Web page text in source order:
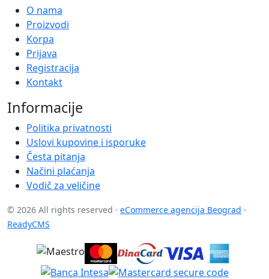
O nama
Proizvodi
Korpa
Prijava
Registracija
Kontakt
Informacije
Politika privatnosti
Uslovi kupovine i isporuke
Česta pitanja
Načini plaćanja
Vodič za veličine
© 2026 All rights reserved · eCommerce agencija Beograd ·
ReadyCMS